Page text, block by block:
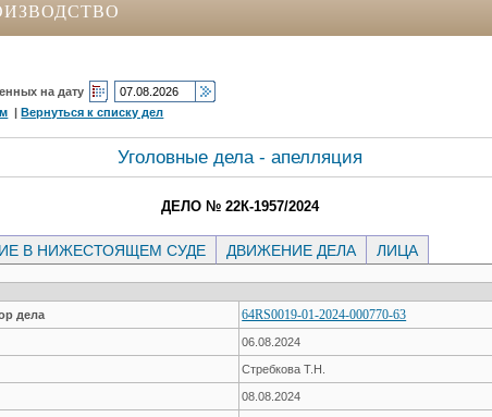
на дату
|Вернуться к списку дел
Уголовные дела - апелляция
ДЕЛО № 22К-1957/2024
В НИЖЕСТОЯЩЕМ СУДЕ ДВИЖЕНИЕ ДЕЛА ЛИЦА
дела
64RS0019-01-2024-000770-63
06.08.2024
Стребкова Т.Н.
08.08.2024